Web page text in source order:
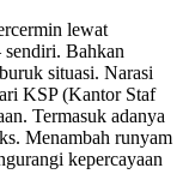
lewat
sendiri. Bahkan
situasi. Narasi
KSP (Kantor Staf
Termasuk adanya
Menambah runyam
kepercayaan